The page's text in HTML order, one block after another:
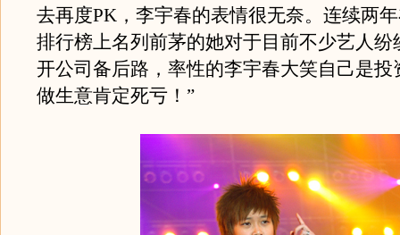
去再度PK，李宇春的表情很无奈。连续两
排行榜上名列前茅的她对于目前不少艺人纷
开公司备后路，率性的李宇春大笑自己是投
做生意肯定死亏！”